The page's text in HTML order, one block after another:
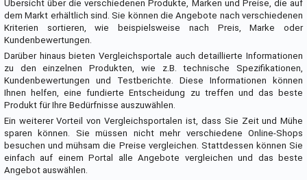
Übersicht über die verschiedenen Produkte, Marken und Preise, die auf
dem Markt erhältlich sind. Sie können die Angebote nach verschiedenen
Kriterien sortieren, wie beispielsweise nach Preis, Marke oder
Kundenbewertungen.
Darüber hinaus bieten Vergleichsportale auch detaillierte Informationen
zu den einzelnen Produkten, wie z.B. technische Spezifikationen,
Kundenbewertungen und Testberichte. Diese Informationen können
Ihnen helfen, eine fundierte Entscheidung zu treffen und das beste
Produkt für Ihre Bedürfnisse auszuwählen.
Ein weiterer Vorteil von Vergleichsportalen ist, dass Sie Zeit und Mühe
sparen können. Sie müssen nicht mehr verschiedene Online-Shops
besuchen und mühsam die Preise vergleichen. Stattdessen können Sie
einfach auf einem Portal alle Angebote vergleichen und das beste
Angebot auswählen.